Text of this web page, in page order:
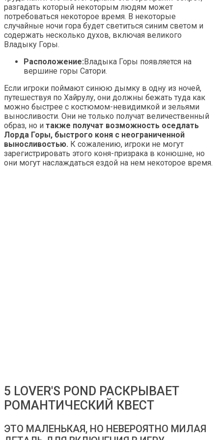
разгадать который некоторым людям может
потребоваться некоторое время. В некоторые
случайные ночи гора будет светиться синим светом и
содержать несколько духов, включая великого
Владыку Горы.
Расположение:Владыка Горы появляется на
вершине горы Сатори.
Если игроки поймают синюю дымку в одну из ночей,
путешествуя по Хайрулу, они должны бежать туда как
можно быстрее с костюмом-невидимкой и зельями
выносливости. Они не только получат величественный
образ, но и также получат возможность оседлать
Лорда Горы, быстрого коня с неограниченной
выносливостью. К сожалению, игроки не могут
зарегистрировать этого коня-призрака в конюшне, но
они могут наслаждаться ездой на нем некоторое время.
5 LOVER'S POND РАСКРЫВАЕТ
РОМАНТИЧЕСКИЙ КВЕСТ
ЭТО МАЛЕНЬКАЯ, НО НЕВЕРОЯТНО МИЛАЯ